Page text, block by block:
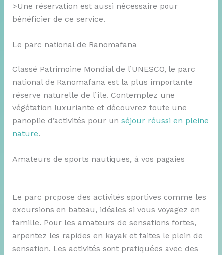
>Une réservation est aussi nécessaire pour
bénéficier de ce service.
Le parc national de Ranomafana
Classé Patrimoine Mondial de l’UNESCO, le parc
national de Ranomafana est la plus importante
réserve naturelle de l’île. Contemplez une
végétation luxuriante et découvrez toute une
panoplie d’activités pour un séjour réussi en pleine
nature.
Amateurs de sports nautiques, à vos pagaies
Le parc propose des activités sportives comme les
excursions en bateau, idéales si vous voyagez en
famille. Pour les amateurs de sensations fortes,
arpentez les rapides en kayak et faites le plein de
sensation. Les activités sont pratiquées avec des